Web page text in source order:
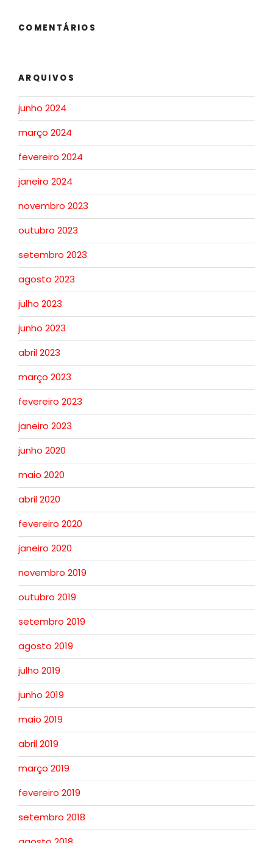
COMENTÁRIOS
ARQUIVOS
junho 2024
março 2024
fevereiro 2024
janeiro 2024
novembro 2023
outubro 2023
setembro 2023
agosto 2023
julho 2023
junho 2023
abril 2023
março 2023
fevereiro 2023
janeiro 2023
junho 2020
maio 2020
abril 2020
fevereiro 2020
janeiro 2020
novembro 2019
outubro 2019
setembro 2019
agosto 2019
julho 2019
junho 2019
maio 2019
abril 2019
março 2019
fevereiro 2019
setembro 2018